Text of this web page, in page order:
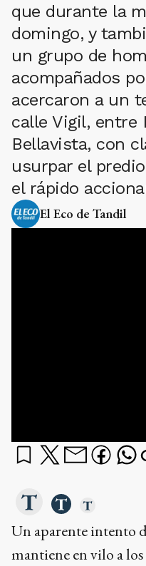
que durante la
domingo, y
un grupo de
acompañados
acercaron a un
calle Vigil, entre
Bellavista, con
usurpar el
el rápido
El Eco de Tandil
Un aparente intento
mantiene en vilo a